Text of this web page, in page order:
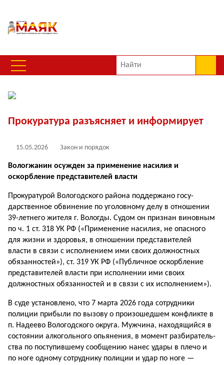
Прокуратура разъясняет и информирует
15.05.2026 Закон и порядок
Вологжанин осужден за применение насилия и
оскорбление представителей власти
Прокуратурой Вологодского района поддержано госу­
дарственное обвинение по уголовному делу в отноше­нии
39-летнего жителя г. Вологды. Судом он признан виновным
по ч. 1 ст. 318 УК РФ («Применение насилия, не опасного
для жизни и здоровья, в отношении пред­ставителей
власти в связи с исполнением ими своих должностных
обязанностей»), ст. 319 УК РФ («Публичное оскорбление
представителей власти при исполнении ими своих
должностных обязанностей и в связи с их исполнением»).
В суде установлено, что 7 марта 2026 года сотрудники
полиции прибыли по вызову о произошедшем конфликте в
п. Надеево Вологодского округа. Мужчина, находящийся в
состоянии алкогольного опьянения, в момент разбиратель­
ства по поступившему сообщению нанес удары в плечо и
по ноге одному сотруднику полиции и удар по ноге —